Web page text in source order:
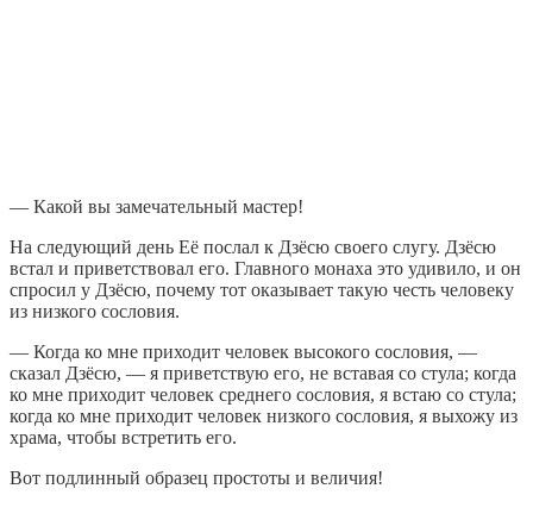
— Какой вы замечательный мастер!
На следующий день Её послал к Дзёсю своего слугу. Дзёсю
встал и приветствовал его. Главного монаха это удивило, и он
спросил у Дзёсю, почему тот оказывает такую честь человеку
из низкого сословия.
— Когда ко мне приходит человек высокого сословия, —
сказал Дзёсю, — я приветствую его, не вставая со стула; когда
ко мне приходит человек среднего сословия, я встаю со стула;
когда ко мне приходит человек низкого сословия, я выхожу из
храма, чтобы встретить его.
Вот подлинный образец простоты и величия!